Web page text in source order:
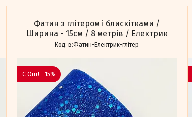
Фатин з глітером і блискітками /
Ширина - 15см / 8 метрів / Електрик
в:Фатин-Електрик-глітер
Є Опт! - 15%